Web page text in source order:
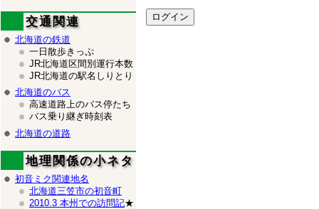
交通関連
北海道の鉄道
一日散歩きっぷ
JR北海道区間別運行本数
JR北海道の駅名しりとり
北海道のバス
高速道路上のバス停たち
バス乗り継ぎ時刻表
北海道の道路
地理関係の小ネタ
初音ミク関連地名
北海道三笠市の初音町
2010.3 本州での訪問記★